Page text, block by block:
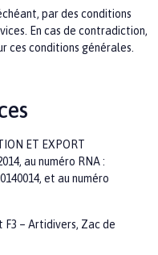
par des conditions
En cas de contradiction,
ces conditions générales.
ET EXPORT
, aunuméro RNA :
, et aunuméro
F3 – Artidivers, Zac de